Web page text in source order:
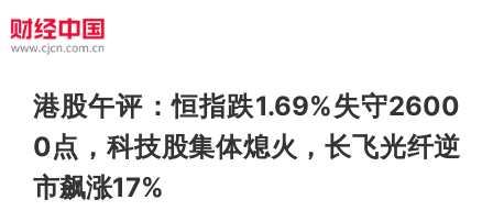
港股午评：恒指跌1.69%失守2600
0点，科技股集体熄火，长飞光纤逆
市飙涨17%